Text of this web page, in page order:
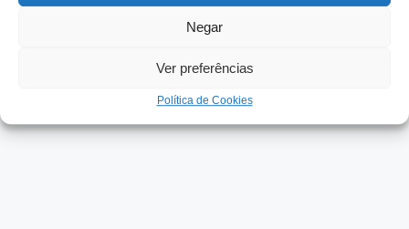
Negar
Ver preferências
Política de Cookies